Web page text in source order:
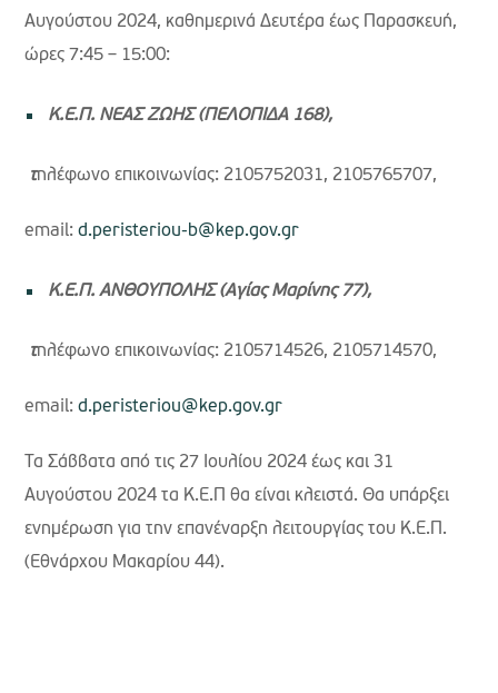
Αυγούστου 2024, καθημερινά Δευτέρα έως Παρασκευή,
ώρες 7:45 – 15:00:
K.Ε.Π. ΝΕΑΣ ΖΩΗΣ (ΠΕΛΟΠΙΔΑ 168),
τηλέφωνο επικοινωνίας: 2105752031, 2105765707,
email:d.peristeriou-b@kep.gov.gr
K.Ε.Π. ΑΝΘΟΥΠΟΛΗΣ (Αγίας Μαρίνης 77),
τηλέφωνο επικοινωνίας: 2105714526, 2105714570,
email:d.peristeriou@kep.gov.gr
Τα Σάββατα από τις 27 Ιουλίου 2024 έως και 31
Αυγούστου 2024 τα Κ.Ε.Π θα είναι κλειστά. Θα υπάρξει
ενημέρωση για την επανέναρξη λειτουργίας του Κ.Ε.Π.
(Εθνάρχου Μακαρίου 44).